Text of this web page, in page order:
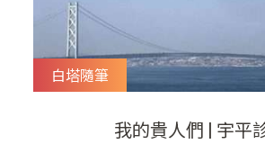
白塔隨筆
我的貴人們 | 宇平